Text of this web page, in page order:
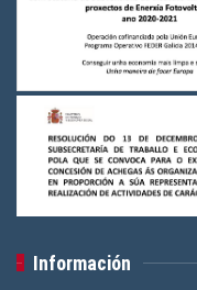
Información